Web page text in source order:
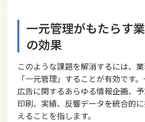
一元管理がもたらす
の効果
このような課題を解消するには、
「一元管理」することが有効です。
広告に関するあらゆる情報――企画、
印刷、実績、反響データ――を統合的
えることを指します。